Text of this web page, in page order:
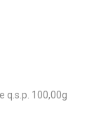
q.s.p. 100,00g